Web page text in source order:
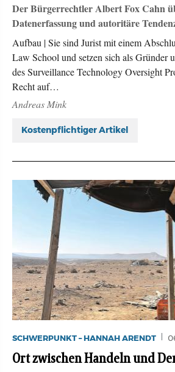
Der Bürgerrechtler Albert Fox Cahn
Datenerfassung und autoritäre
Aufbau | Sie sind Jurist mit einem
Law School und setzen sich als Gründer
des Surveillance Technology Oversight
Recht auf…
Andreas Mink
Kostenpflichtiger Artikel
SCHWERPUNKT – HANNAH ARENDT
Ort zwischen Handeln und